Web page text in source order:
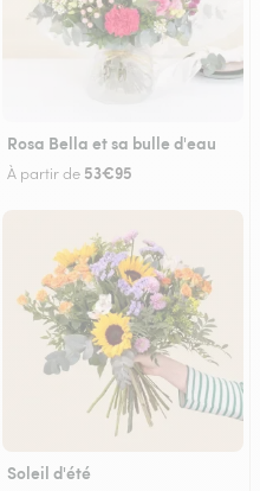
Rosa Bella et sa bulle d'eau
À partir de 53€95
Soleil d'été